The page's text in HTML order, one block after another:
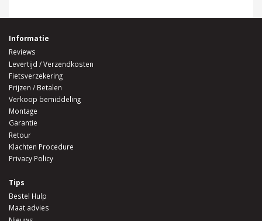
Informatie
Reviews
Levertijd / Verzendkosten
Fietsverzekering
Prijzen / Betalen
Verkoop bemiddeling
Montage
Garantie
Retour
Klachten Procedure
Privacy Policy
Tips
Bestel Hulp
Maat advies